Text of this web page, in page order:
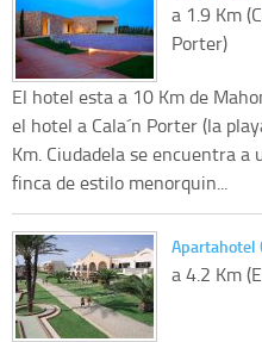
a 1.9 Km
Porter)
El hotel esta a 10 Km de
el hotel a Cala´n Porter (la
Km. Ciudadela se encuentra
finca de estilo menorquin...
Apartahotel
a 4.2 Km